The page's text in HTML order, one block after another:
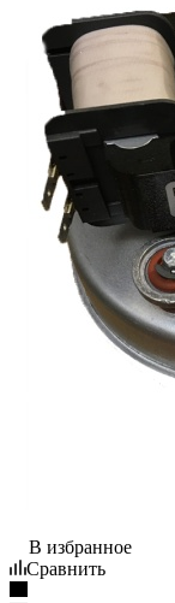
В избранное
Сравнить